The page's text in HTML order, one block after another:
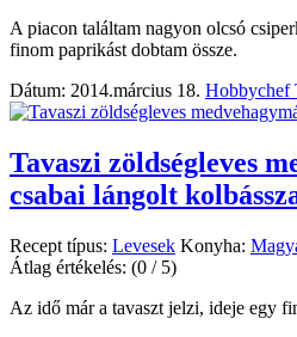
A piacon találtam nagyon olcsó
finom paprikást dobtam össze.
Dátum: 2014.március 18. Hobbychef
Tavaszi zöldségleves
csabai lángolt
Recept típus: Levesek Konyha:
Átlag értékelés: (0 / 5)
Az idő már a tavaszt jelzi, ideje egy